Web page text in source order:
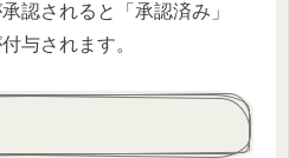
認されると「承認済み」
与されます。